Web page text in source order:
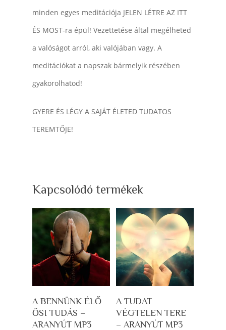
minden egyes meditációja JELEN LÉTRE AZ ITT
ÉS MOST-ra épül! Vezettetése által megélheted
a valóságot arról, aki valójában vagy. A
meditációkat a napszak bármelyik részében
gyakorolhatod!
GYERE ÉS LÉGY A SAJÁT ÉLETED TUDATOS
TEREMTŐJE!
Kapcsolódó termékek
Kosárba Teszem
A BENNÜNK ÉLŐ
ŐSI TUDÁS –
ARANYÚT MP3
A TUDAT
VÉGTELEN TERE
– ARANYÚT MP3